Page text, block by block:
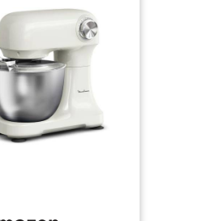
en fonction de vos
| Ce robot pétrisseur
qui le
une machine à
fraîches, une
tout faire, des